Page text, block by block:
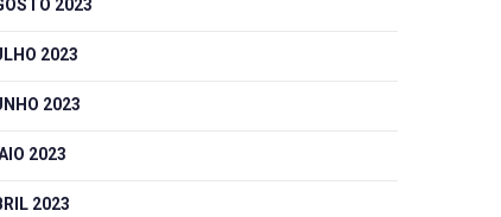
2023
2023
2023
2023
2023